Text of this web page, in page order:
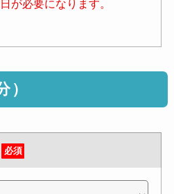
が必要になります。
）
必須